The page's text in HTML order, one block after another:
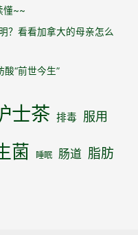
懂~~
？看看加拿大的母亲怎么
“前世今生”
士茶 排毒 服用
菌 睡眠 肠道 脂肪